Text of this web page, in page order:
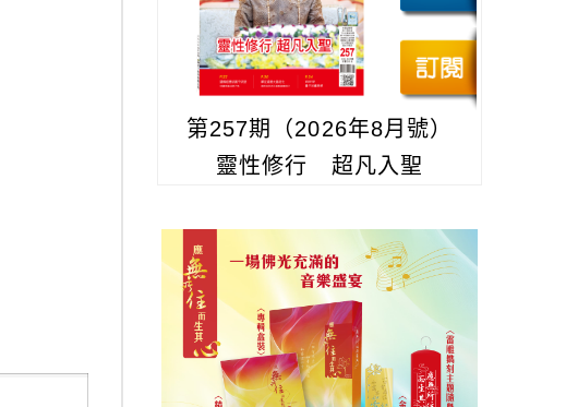
第257期（2026年8月號）
靈性修行 超凡入聖